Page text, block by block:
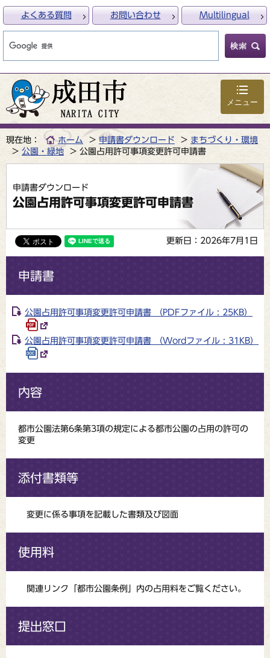
メニュー
よくある質問 お問い合わせ Multilingual
現在地： ホーム 申請書ダウンロード
まちづくり・環境
公園・緑地
公園占用許可事項変更許可申請書
申請書ダウンロード
公園占用許可事項変更許可申請書
更新日：2026年7月1日
申請書
公園占用許可事項変更許可申請書 （PDFファイル : 25KB）
公園占用許可事項変更許可申請書 （Wordファイル : 31KB）
内容
都市公園法第6条第3項の規定による都市公園の占用の許可の
変更
添付書類等
変更に係る事項を記載した書類及び図面
使用料
関連リンク「都市公園条例」内の占用料をご覧ください。
提出窓口